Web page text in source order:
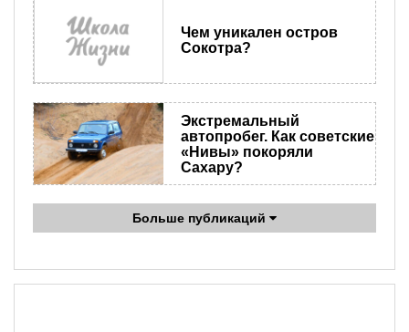
Чем уникален остров
Сокотра?
Экстремальный
автопробег. Как советские
«Нивы» покоряли
Сахару?
Больше публикаций